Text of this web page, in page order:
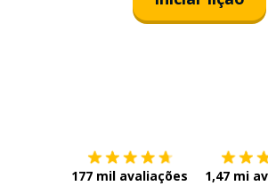
177 mil avaliações 1,47 mi